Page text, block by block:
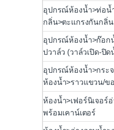
อุปกรณ์ห้องน้ำ>ท่อน้
กลิ่น>ตะแกรงกันกลิ่น
อุปกรณ์ห้องน้ำ>ก๊อก
ปวาล์ว (วาล์วเปิด-ปิด
อุปกรณ์ห้องน้ำ>กระ
ห้องน้ำ>ราวแขวน/ข
ห้องน้ำ>เฟอร์นิเจอร์
พร้อมเคาน์เตอร์